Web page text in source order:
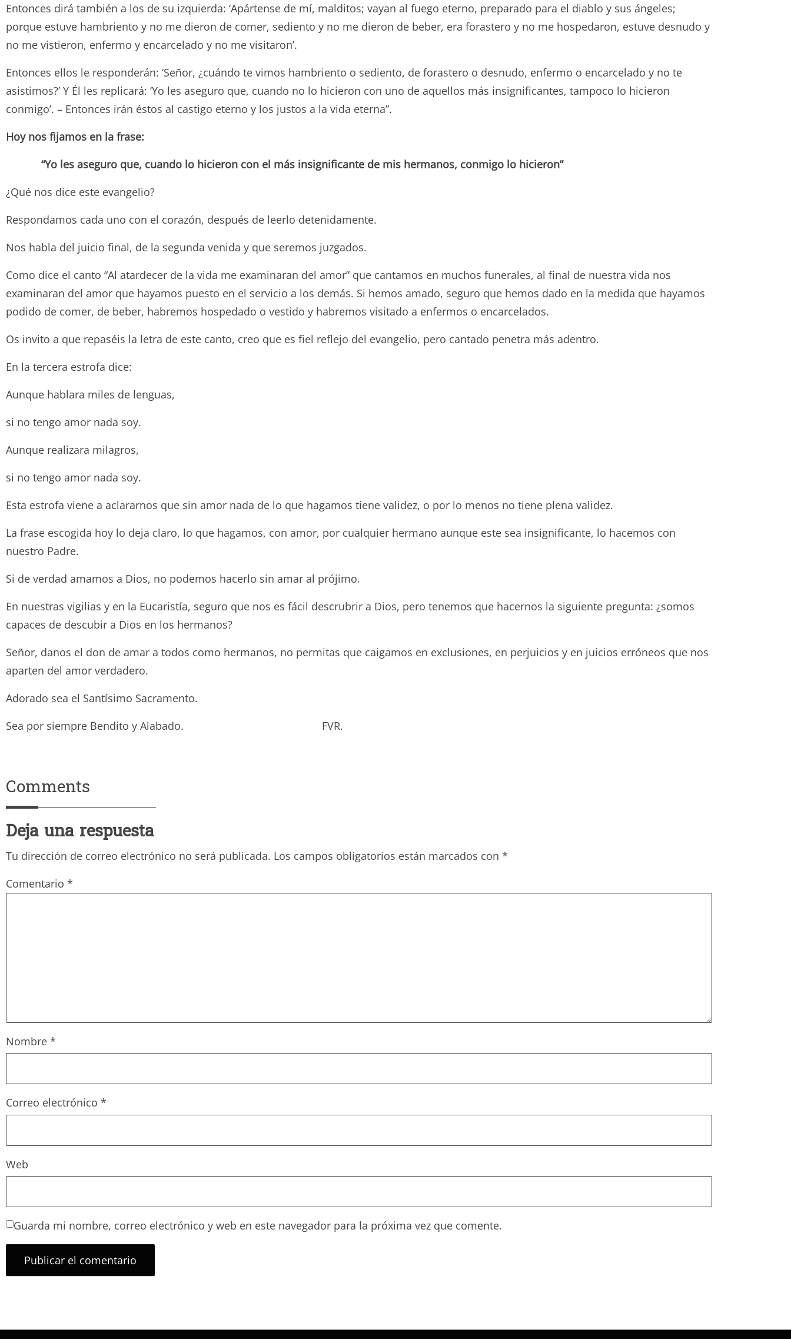
Entonces dirá también a los de su izquierda: ‘Apártense de mí, malditos; vayan al fuego eterno, preparado para el diablo y sus ángeles;
porque estuve hambriento y no me dieron de comer, sediento y no me dieron de beber, era forastero y no me hospedaron, estuve desnudo y
no me vistieron, enfermo y encarcelado y no me visitaron’.
Entonces ellos le responderán: ‘Señor, ¿cuándo te vimos hambriento o sediento, de forastero o desnudo, enfermo o encarcelado y no te
asistimos?’ Y Él les replicará: ‘Yo les aseguro que, cuando no lo hicieron con uno de aquellos más insignificantes, tampoco lo hicieron
conmigo’. – Entonces irán éstos al castigo eterno y los justos a la vida eterna”.
Hoy nos fijamos en la frase:
“Yo les aseguro que, cuando lo hicieron con el más insignificante de mis hermanos, conmigo lo hicieron”
¿Qué nos dice este evangelio?
Respondamos cada uno con el corazón, después de leerlo detenidamente.
Nos habla del juicio final, de la segunda venida y que seremos juzgados.
Como dice el canto “Al atardecer de la vida me examinaran del amor” que cantamos en muchos funerales, al final de nuestra vida nos
examinaran del amor que hayamos puesto en el servicio a los demás. Si hemos amado, seguro que hemos dado en la medida que hayamos
podido de comer, de beber, habremos hospedado o vestido y habremos visitado a enfermos o encarcelados.
Os invito a que repaséis la letra de este canto, creo que es fiel reflejo del evangelio, pero cantado penetra más adentro.
En la tercera estrofa dice:
Aunque hablara miles de lenguas,
si no tengo amor nada soy.
Aunque realizara milagros,
si no tengo amor nada soy.
Esta estrofa viene a aclararnos que sin amor nada de lo que hagamos tiene validez, o por lo menos no tiene plena validez.
La frase escogida hoy lo deja claro, lo que hagamos, con amor, por cualquier hermano aunque este sea insignificante, lo hacemos con
nuestro Padre.
Si de verdad amamos a Dios, no podemos hacerlo sin amar al prójimo.
En nuestras vigilias y en la Eucaristía, seguro que nos es fácil descrubrir a Dios, pero tenemos que hacernos la siguiente pregunta: ¿somos
capaces de descubir a Dios en los hermanos?
Señor, danos el don de amar a todos como hermanos, no permitas que caigamos en exclusiones, en perjuicios y en juicios erróneos que nos
aparten del amor verdadero.
Adorado sea el Santísimo Sacramento.
Sea por siempre Bendito y Alabado. FVR.
Comments
Deja una respuesta
Tu dirección de correo electrónico no será publicada. Los campos obligatorios están marcados con *
Comentario *
Nombre *
Correo electrónico *
Web
Guarda mi nombre, correo electrónico y web en este navegador para la próxima vez que comente.